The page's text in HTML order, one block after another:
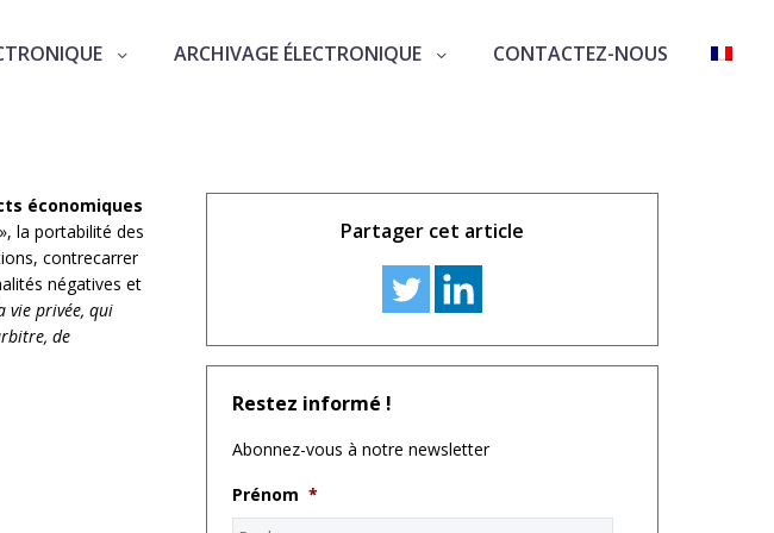
ARCHIVAGE ÉLECTRONIQUE CONTACTEZ-NOUS
économiques
la portabilité des
contrecarrer
négatives et
vie privée, qui
de
Partager cet article
Restez informé !
Abonnez-vous à notre newsletter
Prénom *